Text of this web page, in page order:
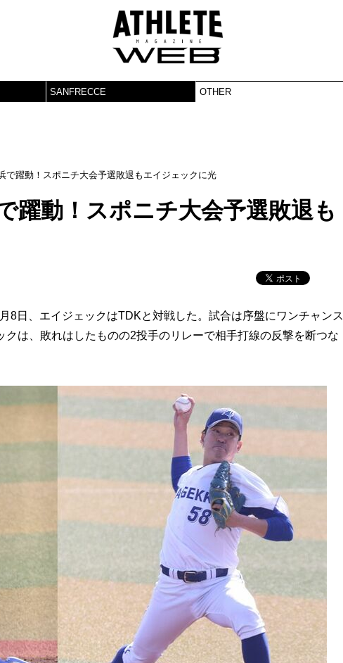
SANFRECCE OTHER
で躍動！スポニチ大会予選敗退もエイジェックに光
躍動！スポニチ大会予選敗退も
日、エイジェックはTDKと対戦した。試合は序盤にワンチャンス
は、敗れはしたものの2投手のリレーで相手打線の反撃を断つな